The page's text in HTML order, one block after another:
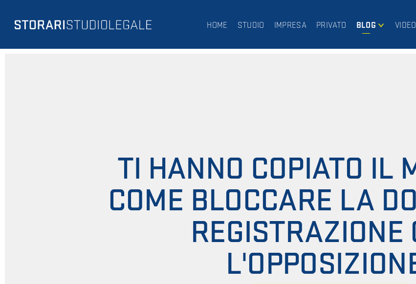
HOME STUDIO IMPRESA PRIVATO BLOG
IMPRESA
VIDEO
TI HANNO COPIATO IL
COME BLOCCARE LA
REGISTRAZIONE